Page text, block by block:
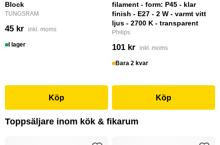
Block
TUNGSRAM
45 kr inkl. moms
I lager
Köp
filament - form: P45 - klar
finish - E27 - 2 W - varmt vitt
ljus - 2700 K - transparent
Philips
101 kr inkl. moms
Bara 2 kvar
Köp
Toppsäljare inom kök & fikarum